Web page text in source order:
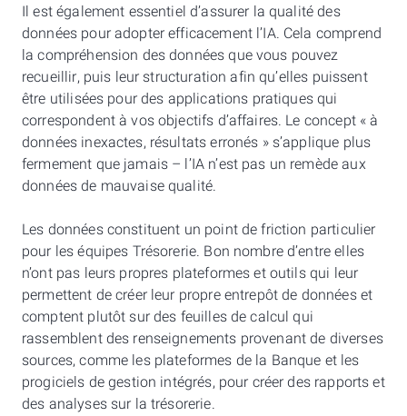
Il est également essentiel d’assurer la qualité des
données pour adopter efficacement l’IA. Cela comprend
la compréhension des données que vous pouvez
recueillir, puis leur structuration afin qu’elles puissent
être utilisées pour des applications pratiques qui
correspondent à vos objectifs d’affaires. Le concept « à
données inexactes, résultats erronés » s’applique plus
fermement que jamais – l’IA n’est pas un remède aux
données de mauvaise qualité.
Les données constituent un point de friction particulier
pour les équipes Trésorerie. Bon nombre d’entre elles
n’ont pas leurs propres plateformes et outils qui leur
permettent de créer leur propre entrepôt de données et
comptent plutôt sur des feuilles de calcul qui
rassemblent des renseignements provenant de diverses
sources, comme les plateformes de la Banque et les
progiciels de gestion intégrés, pour créer des rapports et
des analyses sur la trésorerie.